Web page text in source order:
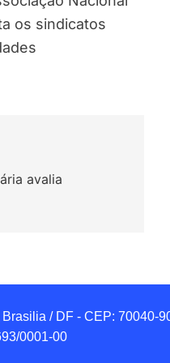
os sindicatos
avalia
/ DF - CEP: 70040-
0001-00